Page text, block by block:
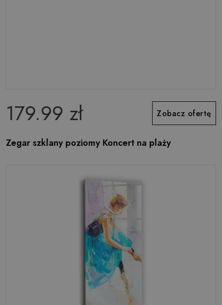
179.99 zł Zobacz ofertę
Zegar szklany poziomy Koncert na plaży